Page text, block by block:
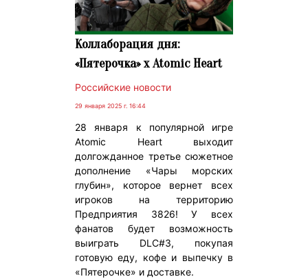
Коллаборация дня:
«Пятерочка» х Atomic Heart
Российские новости
29 января 2025 г. 16:44
28 января к популярной игре
Atomic Heart выходит
долгожданное третье сюжетное
дополнение «Чары морских
глубин», которое вернет всех
игроков на территорию
Предприятия 3826! У всех
фанатов будет возможность
выиграть DLC#3, покупая
готовую еду, кофе и выпечку в
«Пятерочке» и доставке.